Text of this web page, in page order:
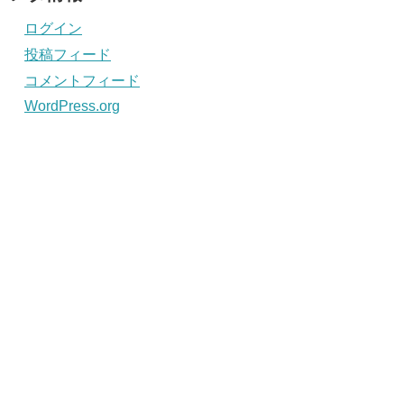
ログイン
投稿フィード
コメントフィード
WordPress.org